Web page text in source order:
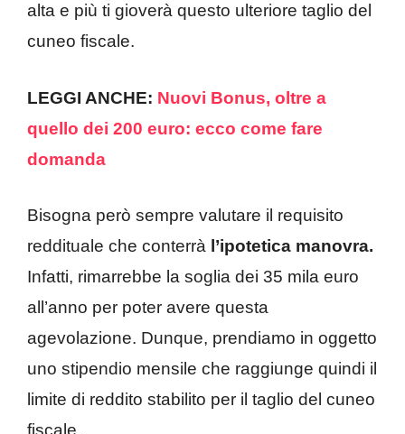
alta e più ti gioverà questo ulteriore taglio del
cuneo fiscale.
LEGGI ANCHE: Nuovi Bonus, oltre a
quello dei 200 euro: ecco come fare
domanda
Bisogna però sempre valutare il requisito
reddituale che conterrà l’ipotetica manovra.
Infatti, rimarrebbe la soglia dei 35 mila euro
all’anno per poter avere questa
agevolazione. Dunque, prendiamo in oggetto
uno stipendio mensile che raggiunge quindi il
limite di reddito stabilito per il taglio del cuneo
fiscale.